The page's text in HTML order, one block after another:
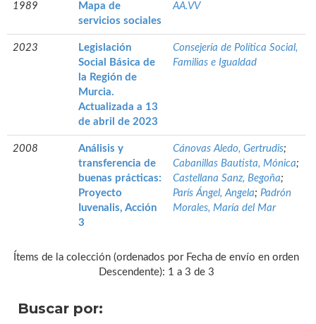
1989
Mapa de
servicios sociales
AA.VV
2023
Legislación
Social Básica de
la Región de
Murcia.
Actualizada a 13
de abril de 2023
Consejería de Política Social,
Familias e Igualdad
2008
Análisis y
transferencia de
buenas prácticas:
Proyecto
Iuvenalis, Acción
3
Cánovas Aledo, Gertrudis;
Cabanillas Bautista, Mónica;
Castellana Sanz, Begoña;
París Ángel, Angela; Padrón
Morales, María del Mar
Ítems de la colección (ordenados por Fecha de envío en orden
Descendente): 1 a 3 de 3
Buscar por: